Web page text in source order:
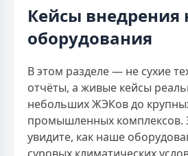
Кейсы внедрения
оборудования
В этом разделе — не сухие
отчёты, а живые кейсы
небольших ЖЭКов до
промышленных комплексов.
увидите, как наше